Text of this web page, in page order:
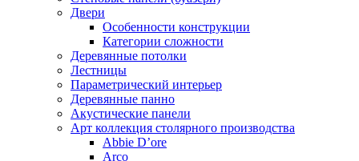
Двери
Особенности конструкции
Категории сложности
Деревянные потолки
Лестницы
Параметрический интерьер
Деревянные панно
Акустические панели
Арт коллекция столярного производства
Abbie D’ore
Arco